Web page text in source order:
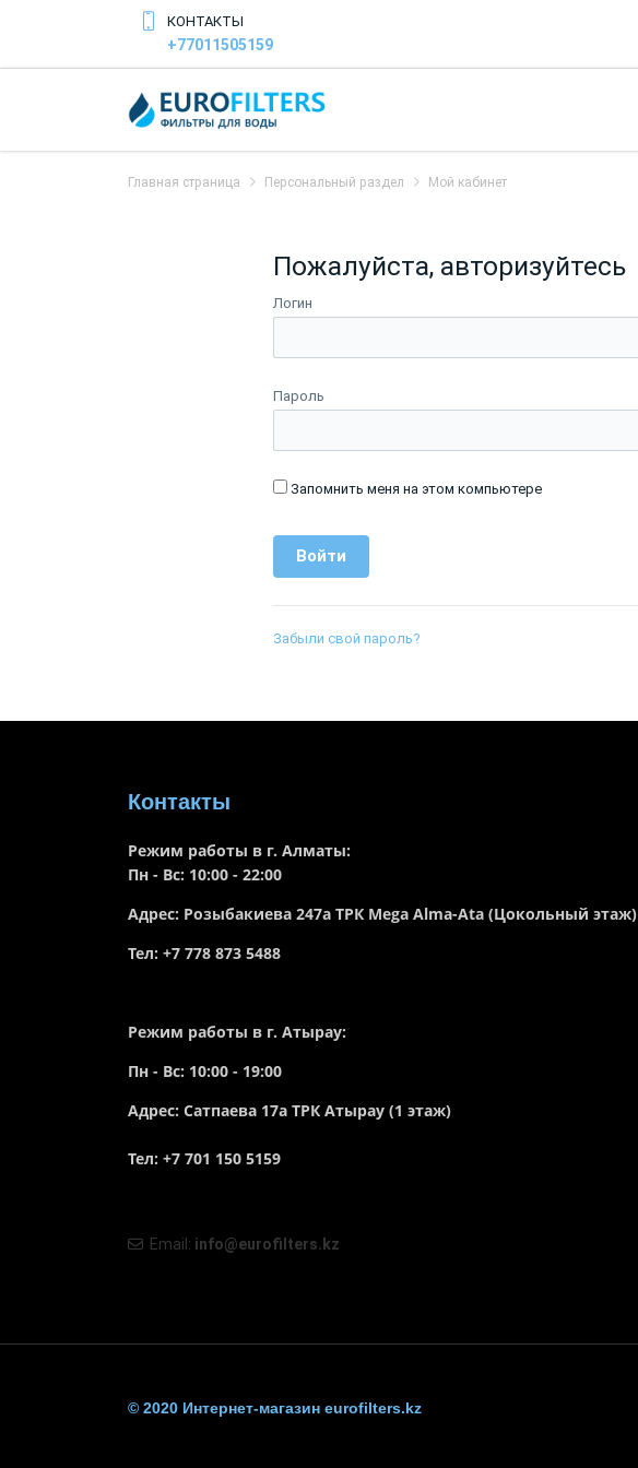
КОНТАКТЫ
+77011505159
Главная страница Персональный раздел Мой кабинет
Пожалуйста, авторизуйтесь
Логин
Пароль
Запомнить меня на этом компьютере
Забыли свой пароль?
Контакты
Режим работы в г. Алматы:
Пн - Вс: 10:00 - 22:00
Адрес: Розыбакиева 247а ТРК Mega Alma-Ata (Цокольный этаж)
Тел: +7 778 873 5488
Режим работы в г. Атырау:
Пн - Вс: 10:00 - 19:00
Адрес: Сатпаева 17а ТРК Атырау (1 этаж)
Тел: +7 701 150 5159
Email: info@eurofilters.kz
© 2020 Интернет-магазин eurofilters.kz